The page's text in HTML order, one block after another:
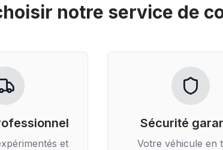
notre service de
et
Sécurité
Votre véhicule en